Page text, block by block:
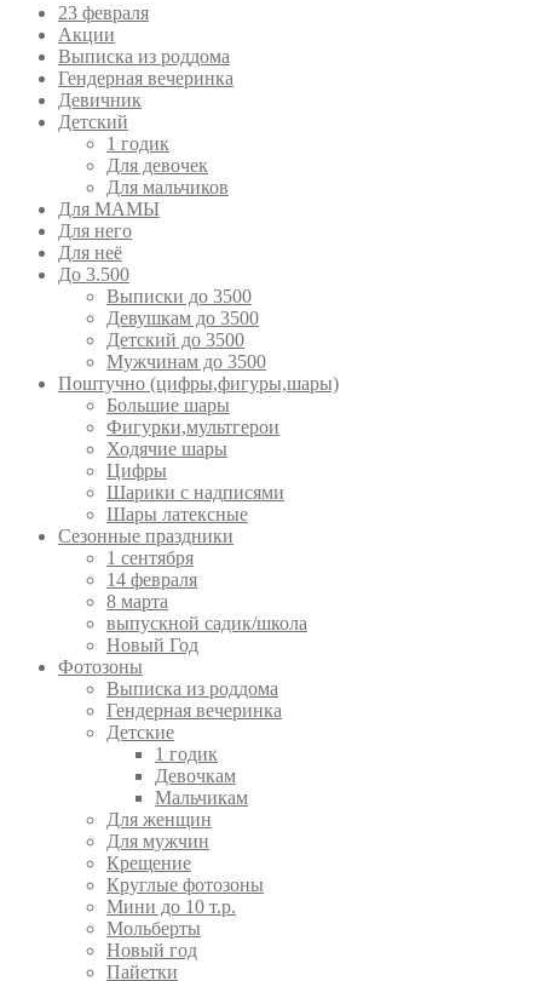
23 февраля
Акции
Выписка из роддома
Гендерная вечеринка
Девичник
Детский
1 годик
Для девочек
Для мальчиков
Для МАМЫ
Для него
Для неё
До 3.500
Выписки до 3500
Девушкам до 3500
Детский до 3500
Мужчинам до 3500
Поштучно (цифры,фигуры,шары)
Большие шары
Фигурки,мультгерои
Ходячие шары
Цифры
Шарики с надписями
Шары латексные
Сезонные праздники
1 сентября
14 февраля
8 марта
выпускной садик/школа
Новый Год
Фотозоны
Выписка из роддома
Гендерная вечеринка
Детские
1 годик
Девочкам
Мальчикам
Для женщин
Для мужчин
Крещение
Круглые фотозоны
Мини до 10 т.р.
Мольберты
Новый год
Пайетки